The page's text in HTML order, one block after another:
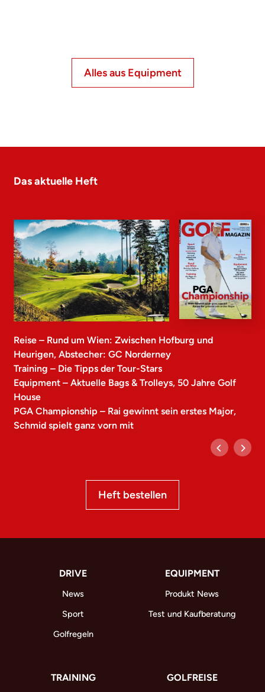
Alles aus Equipment
Das aktuelle Heft
Reise – Rund um Wien: Zwischen Hofburg und
Heurigen, Abstecher: GC Norderney
Training – Die Tipps der Tour-Stars
Equipment – Aktuelle Bags & Trolleys, 50 Jahre Golf
House
PGA Championship – Rai gewinnt sein erstes Major,
Schmid spielt ganz vorn mit
Heft bestellen
DRIVE
News
Sport
Golfregeln
EQUIPMENT
Produkt News
Test und Kaufberatung
TRAINING GOLFREISE